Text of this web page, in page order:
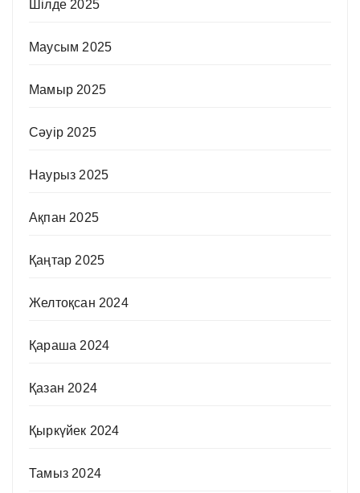
Шілде 2025
Маусым 2025
Мамыр 2025
Сәуір 2025
Наурыз 2025
Ақпан 2025
Қаңтар 2025
Желтоқсан 2024
Қараша 2024
Қазан 2024
Қыркүйек 2024
Тамыз 2024